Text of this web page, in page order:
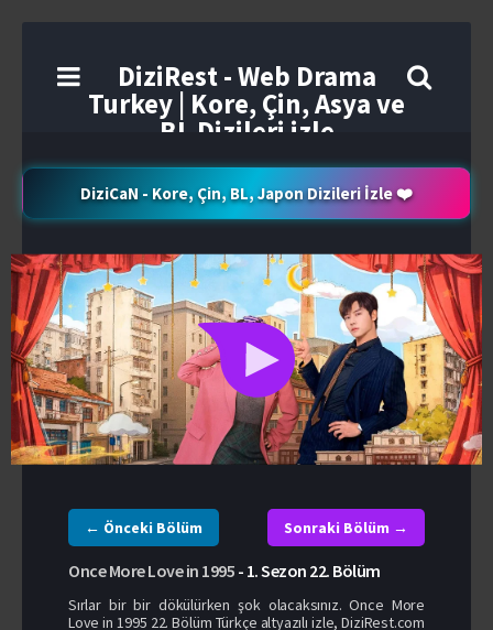
DiziRest - Web Drama
Turkey | Kore, Çin, Asya ve
BL Dizileri izle
DiziCaN - Kore, Çin, BL, Japon Dizileri İzle ❤️
← Önceki Bölüm Sonraki Bölüm →
Once More Love in 1995 - 1. Sezon 22. Bölüm
Sırlar bir bir dökülürken şok olacaksınız. Once More
Love in 1995 22. Bölüm Türkçe altyazılı izle, DiziRest.com